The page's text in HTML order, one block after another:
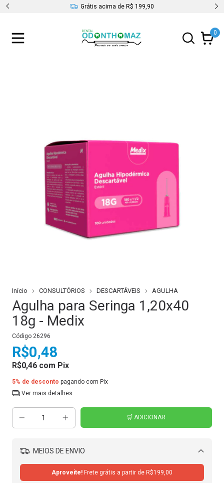
Grátis acima de R$ 199,90
0
Início CONSULTÓRIOS DESCARTÁVEIS AGULHA
Agulha para Seringa 1,20x40
18g - Medix
Código 26296
R$0,48
R$0,46 com Pix
5% de desconto pagando com Pix
Ver mais detalhes
MEIOS DE ENVIO
Aproveite! Frete grátis a partir de R$199,00